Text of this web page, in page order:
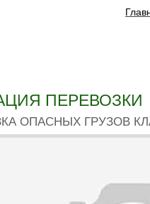
ПЕРЕВОЗКИ
ОПАСНЫХ ГРУЗОВ